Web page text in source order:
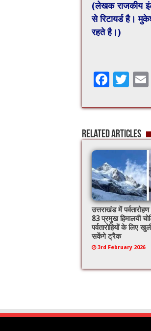
(लेखक राजकीय
से रिटायर्ड है।
रहते है।)
F
e
b
o
k
T
tt
er
Related Articles
उत्तराखंड में
83 प्रमुख हिमालयी
पर्वतारोहियों के लिए
सकेंगे ट्रैक
3rd February 2026